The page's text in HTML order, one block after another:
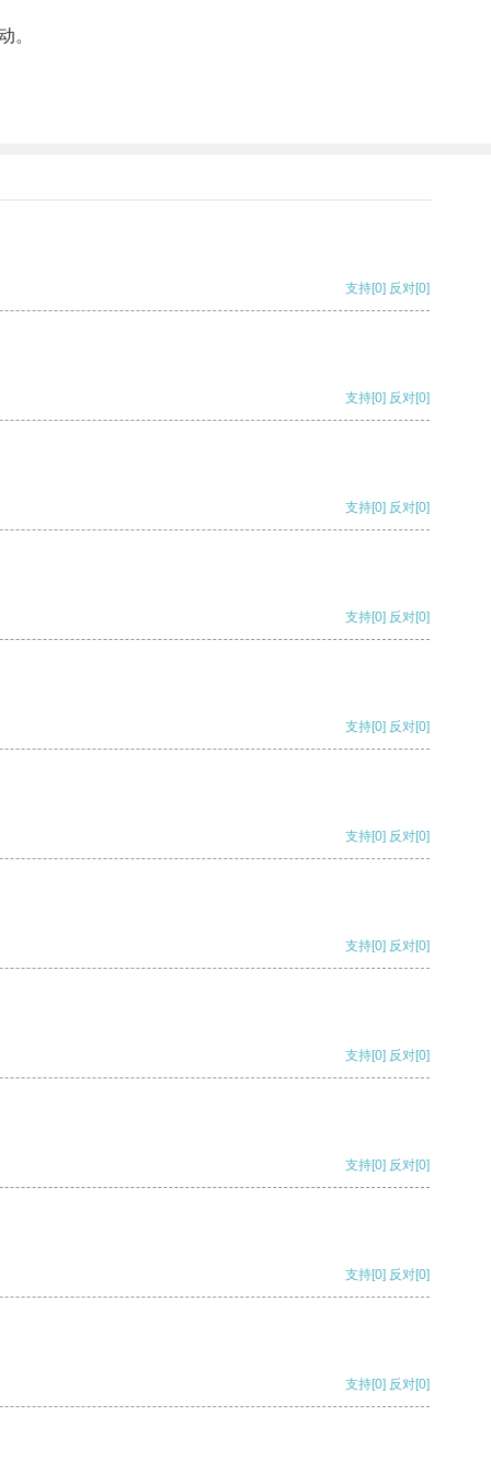
。
支持[0] 反对[0]
支持[0] 反对[0]
支持[0] 反对[0]
支持[0] 反对[0]
支持[0] 反对[0]
支持[0] 反对[0]
支持[0] 反对[0]
支持[0] 反对[0]
支持[0] 反对[0]
支持[0] 反对[0]
支持[0] 反对[0]